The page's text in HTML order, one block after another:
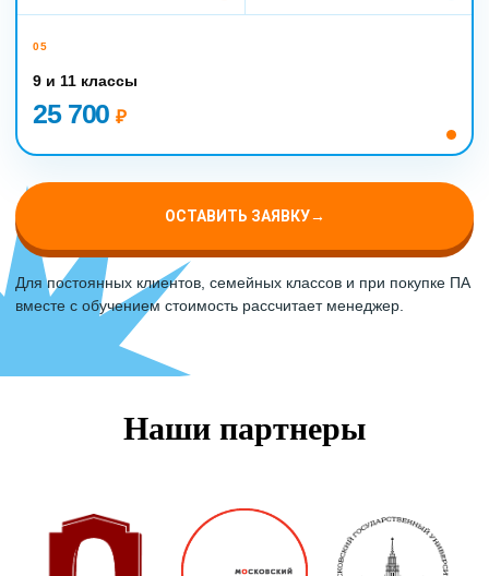
05
9 и 11 классы
25 700₽
ОСТАВИТЬ ЗАЯВКУ→
Для постоянных клиентов, семейных классов и при покупке ПА
вместе с обучением стоимость рассчитает менеджер.
Наши партнеры